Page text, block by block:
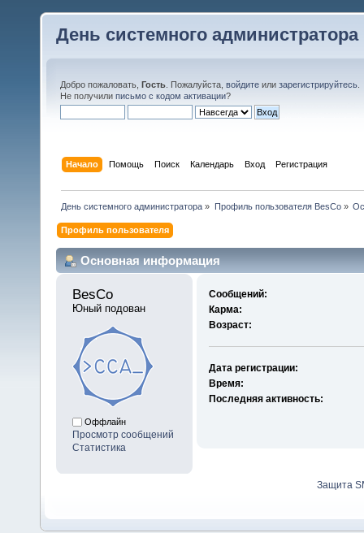
День системного администратора
Добро пожаловать, Гость . Пожалуйста, войдите или зарегистрируйтесь
Не получили письмо с кодом активации?
Начало Помощь Поиск Календарь Вход Регистрация
День системного администратора » Профиль пользователя BesCo»
Профиль пользователя
Основная информация
BesCo
Юный подован
Оффлайн
Просмотр сообщений
Статистика
Сообщений:
Карма:
Возраст:
Дата регистрации:
Время:
Последняя активность:
Защита